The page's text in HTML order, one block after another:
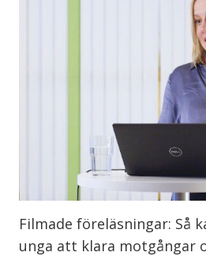
Filmade föreläsningar: Så
unga att klara motgångar